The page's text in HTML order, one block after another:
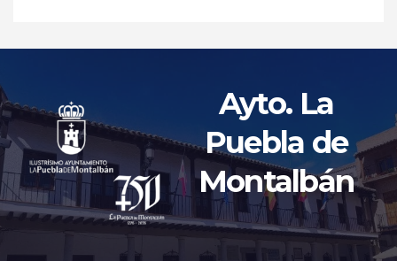
Ayto. La
Puebla de
Montalbán